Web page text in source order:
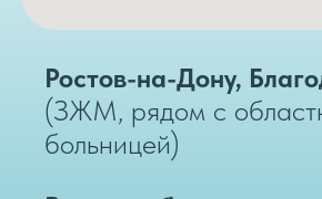
Ростов-на-Дону,
(ЗЖМ, рядом с
больницей)